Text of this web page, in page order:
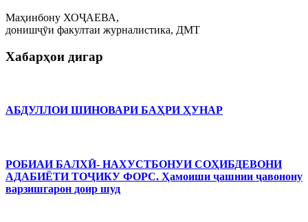
Маҳинбону ХОҶАЕВА,
донишҷӯи факултаи журналистика, ДМТ
Хабарҳои дигар
АБДУЛЛОИ ШИНОВАРИ БАҲРИ ҲУНАР
РОБИАИ БАЛХӢ- НАХУСТБОНУИ СОҲИБДЕВОНИ
АДАБИЁТИ ТОҶИКУ ФОРС. Ҳамоиши ҷашнии ҷавонону
варзишгарон доир шуд